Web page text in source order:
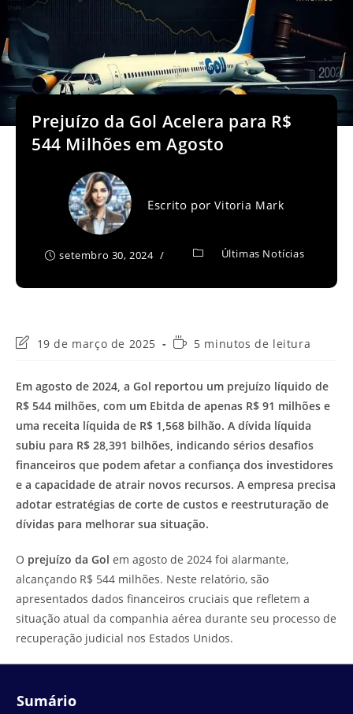
Prejuízo da Gol Acelera para R$
544 Milhões em Agosto
Escrito porVitoria Mark
setembro 30, 2024 Últimas Notícias
Última
post:
19 de março de 2025
Tempo5 minutos de leitura
Em agosto de 2024, a Gol reportou um prejuízo líquido de
R$ 544 milhões, com um Ebitda de apenas R$ 91 milhões e
uma receita líquida de R$ 1,568 bilhão. A dívida líquida
subiu para R$ 28,391 bilhões, indicando sérios desafios
financeiros que podem afetar a confiança dos investidores
e a capacidade de atrair novos recursos. A empresa precisa
adotar estratégias de corte de custos e reestruturação de
dívidas para melhorar sua situação.
O prejuízo da Gol em agosto de 2024 foi alarmante,
alcançando R$ 544 milhões. Neste relatório, são
apresentados dados financeiros cruciais que refletem a
situação atual da companhia aérea durante seu processo de
recuperação judicial nos Estados Unidos.
Sumário